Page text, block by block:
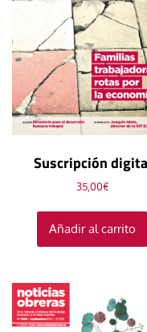
Suscripción
35,00€
Añadir al carrito